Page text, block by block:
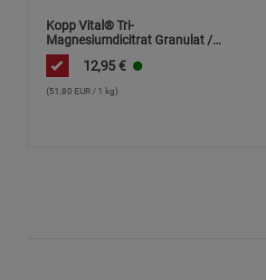
Kopp Vital® Tri-
Magnesiumdicitrat Granulat /
250 g
12,95 €
(51,80 EUR / 1 kg)